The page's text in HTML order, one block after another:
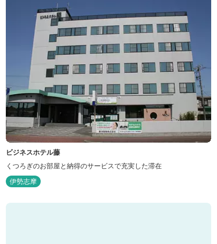
ビジネスホテル藤
くつろぎのお部屋と納得のサービスで充実した滞在
伊勢志摩